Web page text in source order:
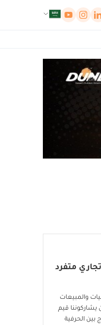
متفرد
والمبيعات
قيم
بين الحرفية
لوحة إدارة ملفات تعريف الارتباط